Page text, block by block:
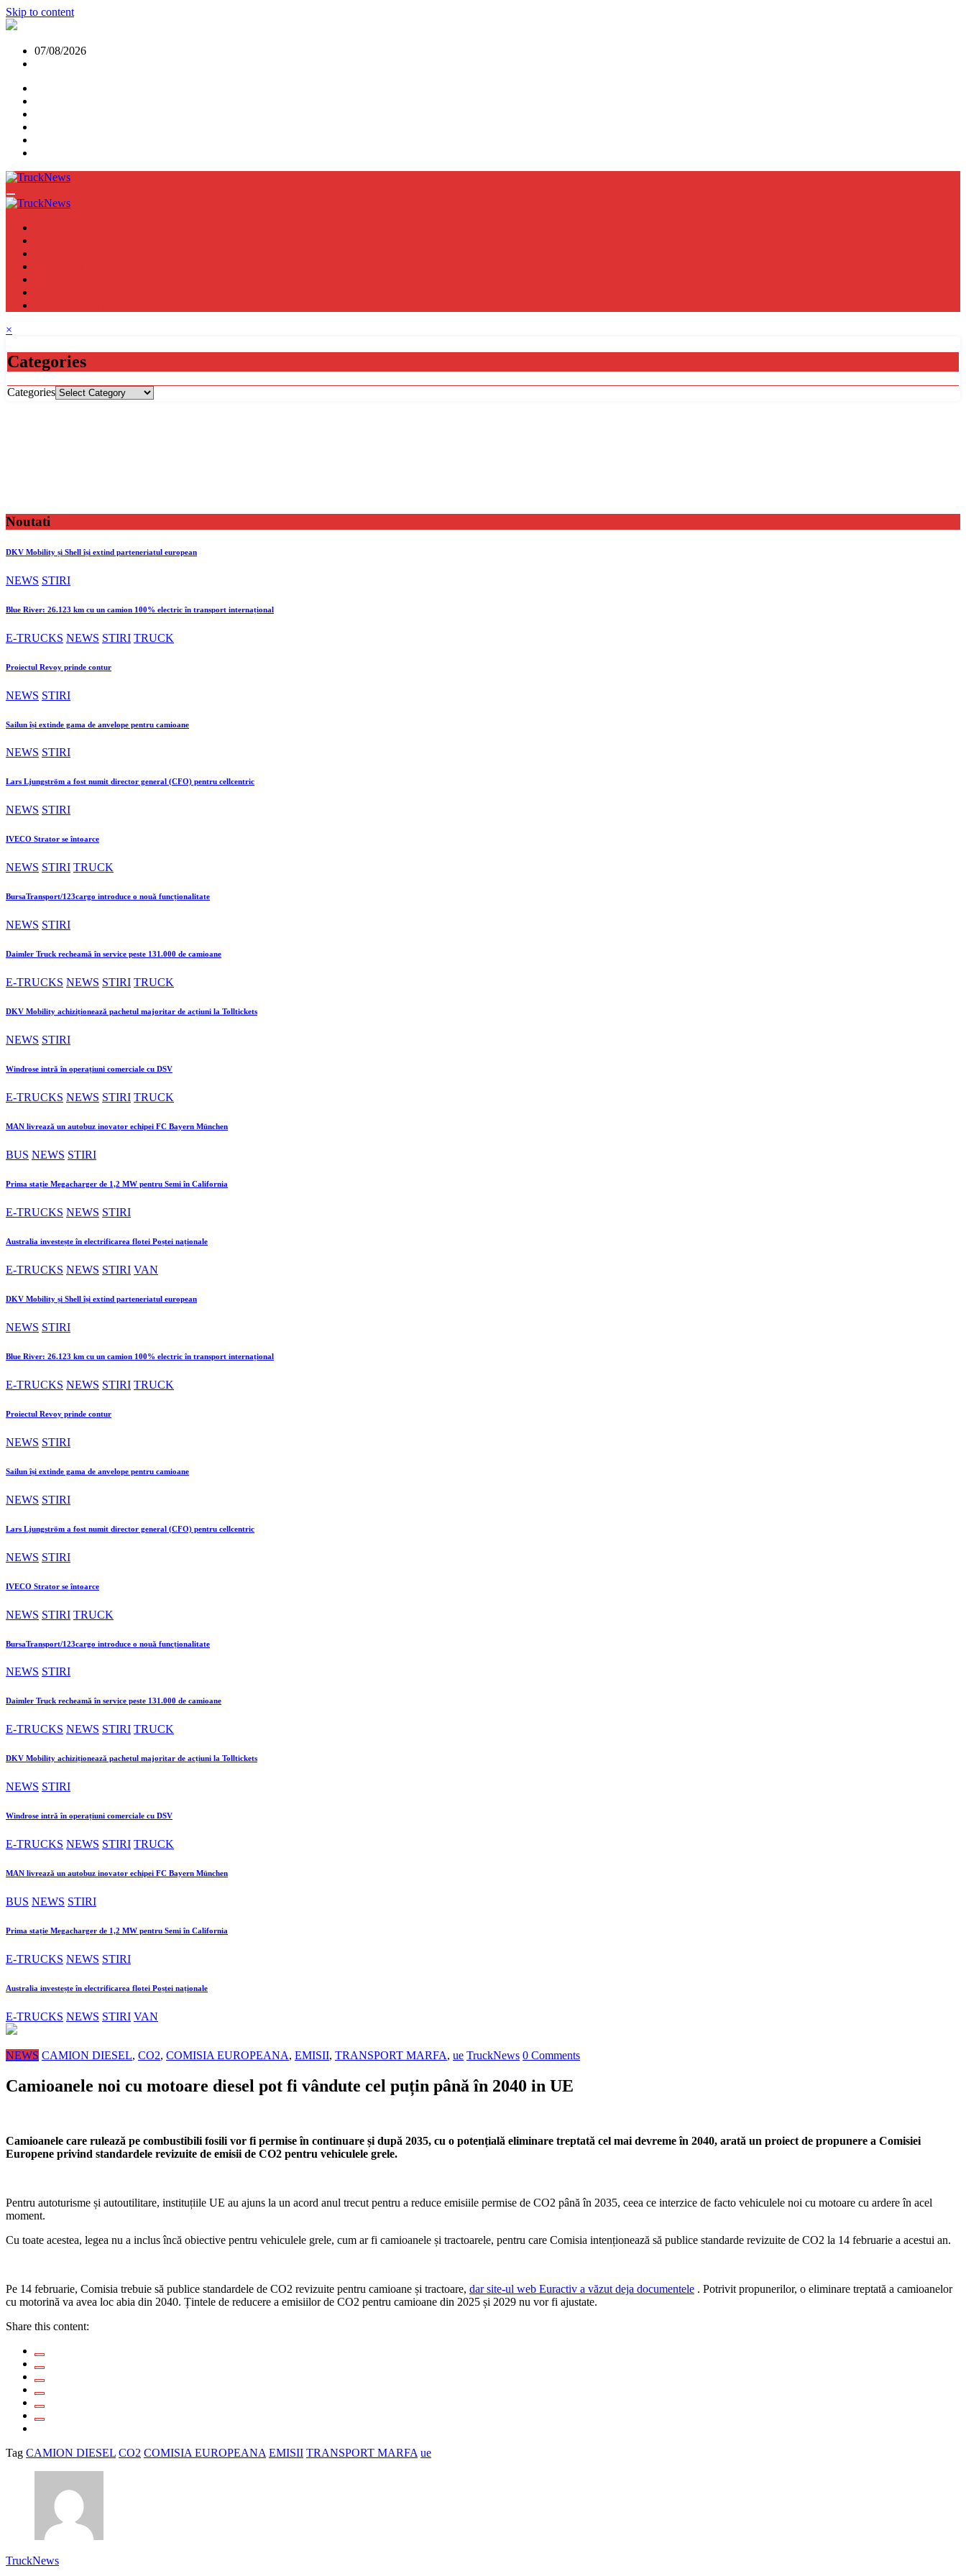
Skip to content
07/08/2026
×
Categories
Categories
Noutati
DKV Mobility și Shell își extind parteneriatul european
NEWS STIRI
Blue River: 26.123 km cu un camion 100% electric în transport internațional
E-TRUCKS NEWS STIRI TRUCK
Proiectul Revoy prinde contur
NEWS STIRI
Sailun își extinde gama de anvelope pentru camioane
NEWS STIRI
Lars Ljungström a fost numit director general (CFO) pentru cellcentric
NEWS STIRI
IVECO Strator se întoarce
NEWS STIRI TRUCK
BursaTransport/123cargo introduce o nouă funcționalitate
NEWS STIRI
Daimler Truck recheamă în service peste 131.000 de camioane
E-TRUCKS NEWS STIRI TRUCK
DKV Mobility achiziționează pachetul majoritar de acțiuni la Tolltickets
NEWS STIRI
Windrose intră în operațiuni comerciale cu DSV
E-TRUCKS NEWS STIRI TRUCK
MAN livrează un autobuz inovator echipei FC Bayern München
BUS NEWS STIRI
Prima stație Megacharger de 1,2 MW pentru Semi în California
E-TRUCKS NEWS STIRI
Australia investește în electrificarea flotei Poștei naționale
E-TRUCKS NEWS STIRI VAN
DKV Mobility și Shell își extind parteneriatul european
NEWS STIRI
Blue River: 26.123 km cu un camion 100% electric în transport internațional
E-TRUCKS NEWS STIRI TRUCK
Proiectul Revoy prinde contur
NEWS STIRI
Sailun își extinde gama de anvelope pentru camioane
NEWS STIRI
Lars Ljungström a fost numit director general (CFO) pentru cellcentric
NEWS STIRI
IVECO Strator se întoarce
NEWS STIRI TRUCK
BursaTransport/123cargo introduce o nouă funcționalitate
NEWS STIRI
Daimler Truck recheamă în service peste 131.000 de camioane
E-TRUCKS NEWS STIRI TRUCK
DKV Mobility achiziționează pachetul majoritar de acțiuni la Tolltickets
NEWS STIRI
Windrose intră în operațiuni comerciale cu DSV
E-TRUCKS NEWS STIRI TRUCK
MAN livrează un autobuz inovator echipei FC Bayern München
BUS NEWS STIRI
Prima stație Megacharger de 1,2 MW pentru Semi în California
E-TRUCKS NEWS STIRI
Australia investește în electrificarea flotei Poștei naționale
E-TRUCKS NEWS STIRI VAN
NEWS CAMION DIESEL, CO2, COMISIA EUROPEANA, EMISII, TRANSPORT MARFA, ue TruckNews 0 Comments
Camioanele noi cu motoare diesel pot fi vândute cel puțin până în 2040 in UE
Camioanele care rulează pe combustibili fosili vor fi permise în continuare și după 2035, cu o potențială eliminare treptată cel mai devreme în 2040, arată un proiect de propunere a Comisiei
Europene privind standardele revizuite de emisii de CO2 pentru vehiculele grele.
Pentru autoturisme și autoutilitare, instituțiile UE au ajuns la un acord anul trecut pentru a reduce emisiile permise de CO2 până în 2035, ceea ce interzice de facto vehiculele noi cu motoare cu ardere în acel
moment.
Cu toate acestea, legea nu a inclus încă obiective pentru vehiculele grele, cum ar fi camioanele și tractoarele, pentru care Comisia intenționează să publice standarde revizuite de CO2 la 14 februarie a acestui an.
Pe 14 februarie, Comisia trebuie să publice standardele de CO2 revizuite pentru camioane și tractoare, dar site-ul web Euractiv a văzut deja documentele . Potrivit propunerilor, o eliminare treptată a camioanelor
cu motorină va avea loc abia din 2040. Țintele de reducere a emisiilor de CO2 pentru camioane din 2025 și 2029 nu vor fi ajustate.
Share this content:
Tag CAMION DIESEL CO2 COMISIA EUROPEANA EMISII TRANSPORT MARFA ue
TruckNews